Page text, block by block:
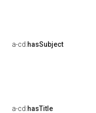
a-cd:hasSubject
a-cd:hasTitle